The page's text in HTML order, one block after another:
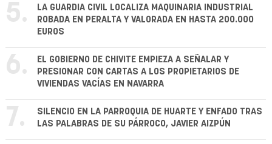
5.
LA GUARDIA CIVIL LOCALIZA MAQUINARIA INDUSTRIAL
ROBADA EN PERALTA Y VALORADA EN HASTA 200.000
EUROS
6.
EL GOBIERNO DE CHIVITE EMPIEZA A SEÑALAR Y
PRESIONAR CON CARTAS A LOS PROPIETARIOS DE
VIVIENDAS VACÍAS EN NAVARRA
7.
SILENCIO EN LA PARROQUIA DE HUARTE Y ENFADO TRAS
LAS PALABRAS DE SU PÁRROCO, JAVIER AIZPÚN